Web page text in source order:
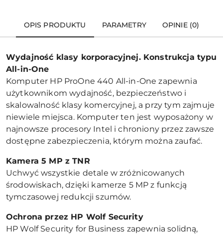
OPIS PRODUKTU PARAMETRY OPINIE (0)
Wydajność klasy korporacyjnej. Konstrukcja typu
All-in-One
Komputer HP ProOne 440 All-in-One zapewnia
użytkownikom wydajność, bezpieczeństwo i
skalowalność klasy komercyjnej, a przy tym zajmuje
niewiele miejsca. Komputer ten jest wyposażony w
najnowsze procesory Intel i chroniony przez zawsze
dostępne zabezpieczenia, którym można zaufać.
Kamera 5 MP z TNR
Uchwyć wszystkie detale w zróżnicowanych
środowiskach, dzięki kamerze 5 MP z funkcją
tymczasowej redukcji szumów.
Ochrona przez HP Wolf Security
HP Wolf Security for Business zapewnia solidną,